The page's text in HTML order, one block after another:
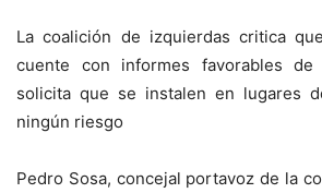
La coalición de izquierdas critica
cuente con informes favorables
solicita que se instalen en lugares
ningún riesgo
Pedro Sosa, concejal portavoz de la